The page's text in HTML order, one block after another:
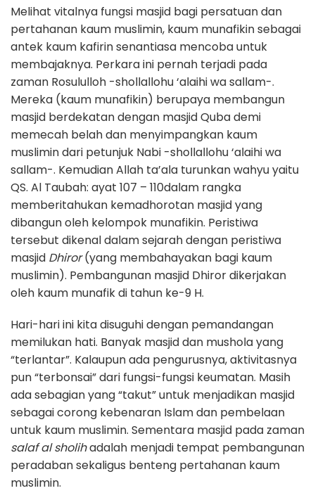
Melihat vitalnya fungsi masjid bagi persatuan dan
pertahanan kaum muslimin, kaum munafikin sebagai
antek kaum kafirin senantiasa mencoba untuk
membajaknya. Perkara ini pernah terjadi pada
zaman Rosululloh -shollallohu ‘alaihi wa sallam-.
Mereka (kaum munafikin) berupaya membangun
masjid berdekatan dengan masjid Quba demi
memecah belah dan menyimpangkan kaum
muslimin dari petunjuk Nabi -shollallohu ‘alaihi wa
sallam-. Kemudian Allah ta’ala turunkan wahyu yaitu
QS. Al Taubah: ayat 107 – 110dalam rangka
memberitahukan kemadhorotan masjid yang
dibangun oleh kelompok munafikin. Peristiwa
tersebut dikenal dalam sejarah dengan peristiwa
masjid Dhiror(yang membahayakan bagi kaum
muslimin). Pembangunan masjid Dhiror dikerjakan
oleh kaum munafik di tahun ke-9 H.
Hari-hari ini kita disuguhi dengan pemandangan
memilukan hati. Banyak masjid dan mushola yang
“terlantar”. Kalaupun ada pengurusnya, aktivitasnya
pun “terbonsai” dari fungsi-fungsi keumatan. Masih
ada sebagian yang “takut” untuk menjadikan masjid
sebagai corong kebenaran Islam dan pembelaan
untuk kaum muslimin. Sementara masjid pada zaman
salaf al sholihadalah menjadi tempat pembangunan
peradaban sekaligus benteng pertahanan kaum
muslimin.